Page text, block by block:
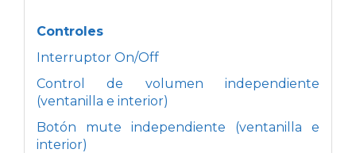
Controles
Interruptor On/Off
Control de volumen independiente
(ventanilla e interior)
Botón mute independiente (ventanilla e
interior)